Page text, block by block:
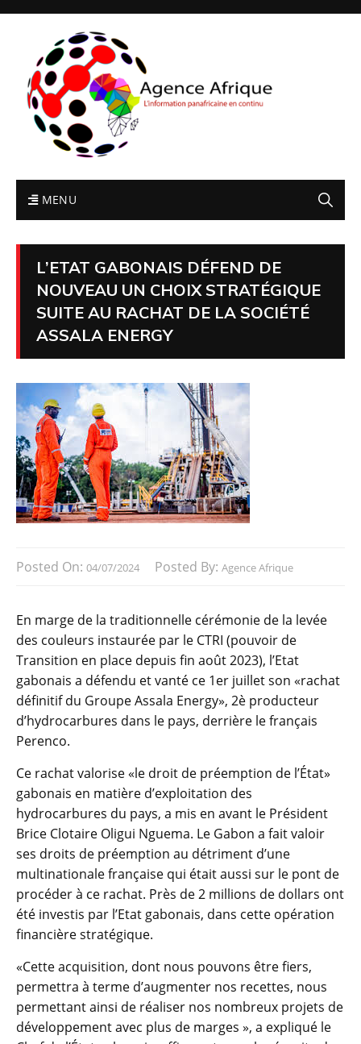
MENU
L’ETAT GABONAIS DÉFEND DE
NOUVEAU UN CHOIX STRATÉGIQUE
SUITE AU RACHAT DE LA SOCIÉTÉ
ASSALA ENERGY
Posted On: 04/07/2024 Posted By: Agence Afrique
En marge de la traditionnelle cérémonie de la levée
des couleurs instaurée par le CTRI (pouvoir de
Transition en place depuis fin août 2023), l’Etat
gabonais a défendu et vanté ce 1er juillet son «rachat
définitif du Groupe Assala Energy», 2è producteur
d’hydrocarbures dans le pays, derrière le français
Perenco.
Ce rachat valorise «le droit de préemption de l’État»
gabonais en matière d’exploitation des
hydrocarbures du pays, a mis en avant le Président
Brice Clotaire Oligui Nguema. Le Gabon a fait valoir
ses droits de préemption au détriment d’une
multinationale française qui était aussi sur le pont de
procéder à ce rachat. Près de 2 millions de dollars ont
été investis par l’Etat gabonais, dans cette opération
financière stratégique.
«Cette acquisition, dont nous pouvons être fiers,
permettra à terme d’augmenter nos recettes, nous
permettant ainsi de réaliser nos nombreux projets de
développement avec plus de marges », a expliqué le